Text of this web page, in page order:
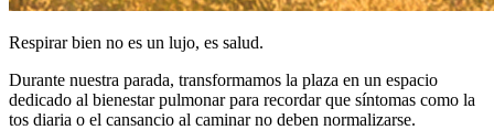
Respirar bien no es un lujo, es salud.
Durante nuestra parada, transformamos la plaza en un espacio
dedicado al bienestar pulmonar para recordar que síntomas como la
tos diaria o el cansancio al caminar no deben normalizarse.